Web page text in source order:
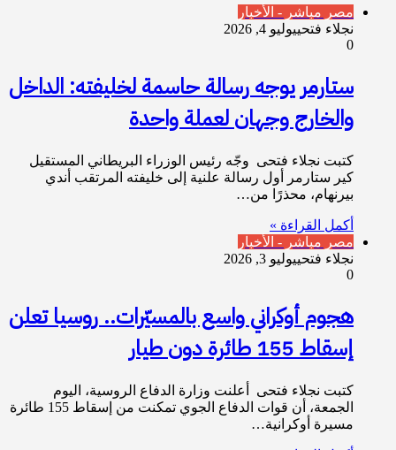
مصر مباشر - الأخبار
نجلاء فتحييوليو 4, 2026
0
ستارمر يوجه رسالة حاسمة لخليفته: الداخل
والخارج وجهان لعملة واحدة
كتبت نجلاء فتحى وجّه رئيس الوزراء البريطاني المستقيل
كير ستارمر أول رسالة علنية إلى خليفته المرتقب أندي
بيرنهام، محذرًا من…
أكمل القراءة »
مصر مباشر - الأخبار
نجلاء فتحييوليو 3, 2026
0
هجوم أوكراني واسع بالمسيّرات.. روسيا تعلن
إسقاط 155 طائرة دون طيار
كتبت نجلاء فتحى أعلنت وزارة الدفاع الروسية، اليوم
الجمعة، أن قوات الدفاع الجوي تمكنت من إسقاط 155 طائرة
مسيرة أوكرانية…